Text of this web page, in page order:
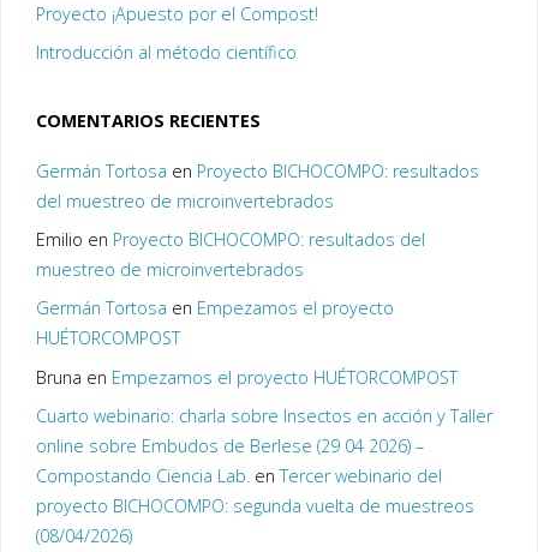
Proyecto ¡Apuesto por el Compost!
Introducción al método científico
COMENTARIOS RECIENTES
Germán Tortosa en Proyecto BICHOCOMPO: resultados
del muestreo de microinvertebrados
Emilio en Proyecto BICHOCOMPO: resultados del
muestreo de microinvertebrados
Germán Tortosa en Empezamos el proyecto
HUÉTORCOMPOST
Bruna en Empezamos el proyecto HUÉTORCOMPOST
Cuarto webinario: charla sobre Insectos en acción y Taller
online sobre Embudos de Berlese (29 04 2026) –
Compostando Ciencia Lab. enTercer webinario del
proyecto BICHOCOMPO: segunda vuelta de muestreos
(08/04/2026)